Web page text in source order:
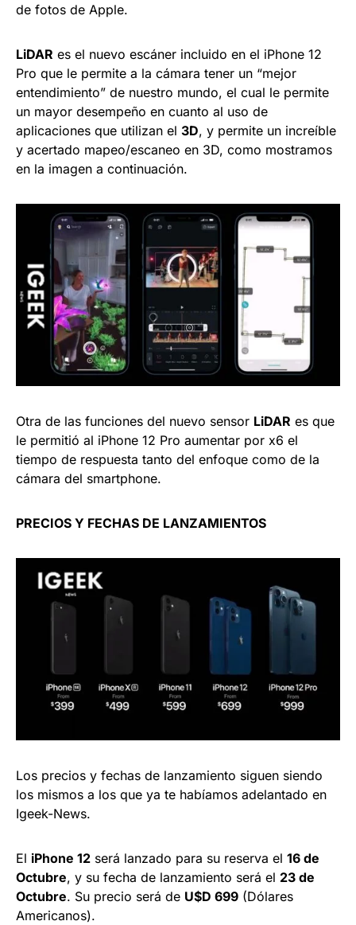
de fotos de Apple.
LiDAR es el nuevo escáner incluido en el iPhone 12
Pro que le permite a la cámara tener un “mejor
entendimiento” de nuestro mundo, el cual le permite
un mayor desempeño en cuanto al uso de
aplicaciones que utilizan el 3D, y permite un increíble
y acertado mapeo/escaneo en 3D, como mostramos
en la imagen a continuación.
Otra de las funciones del nuevo sensor LiDAR es que
le permitió al iPhone 12 Pro aumentar por x6 el
tiempo de respuesta tanto del enfoque como de la
cámara del smartphone.
PRECIOS Y FECHAS DE LANZAMIENTOS
Los precios y fechas de lanzamiento siguen siendo
los mismos a los que ya te habíamos adelantado en
Igeek-News.
El iPhone 12 será lanzado para su reserva el 16 de
Octubre, y su fecha de lanzamiento será el 23 de
Octubre. Su precio será de U$D 699 (Dólares
Americanos).